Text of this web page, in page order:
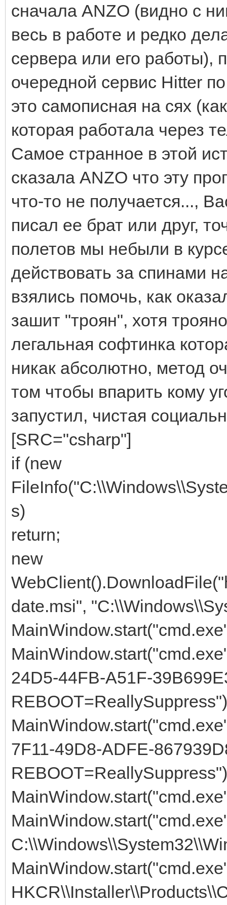
сначала ANZO (видно с
весь в работе и редко
сервера или его работы),
очередной сервис Hitter
это самописная на сях
которая работала через
Самое странное в этой
сказала ANZO что эту
что-то не получается...,
писал ее брат или друг,
полетов мы небыли в
действовать за спинами
взялись помочь, как
зашит "троян", хотя
легальная софтинка
никак абсолютно, метод
том чтобы впарить кому
запустил, чистая
[SRC="csharp"]
if (new
s)
return;
new
date.msi",
24D5-44FB-A51F-
7F11-49D8-ADFE-